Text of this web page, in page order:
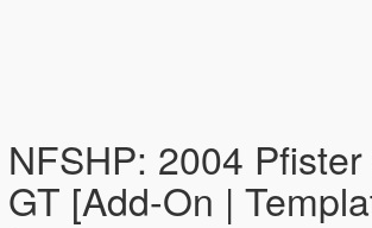
NFSHP: 2004
GT [Add-On |